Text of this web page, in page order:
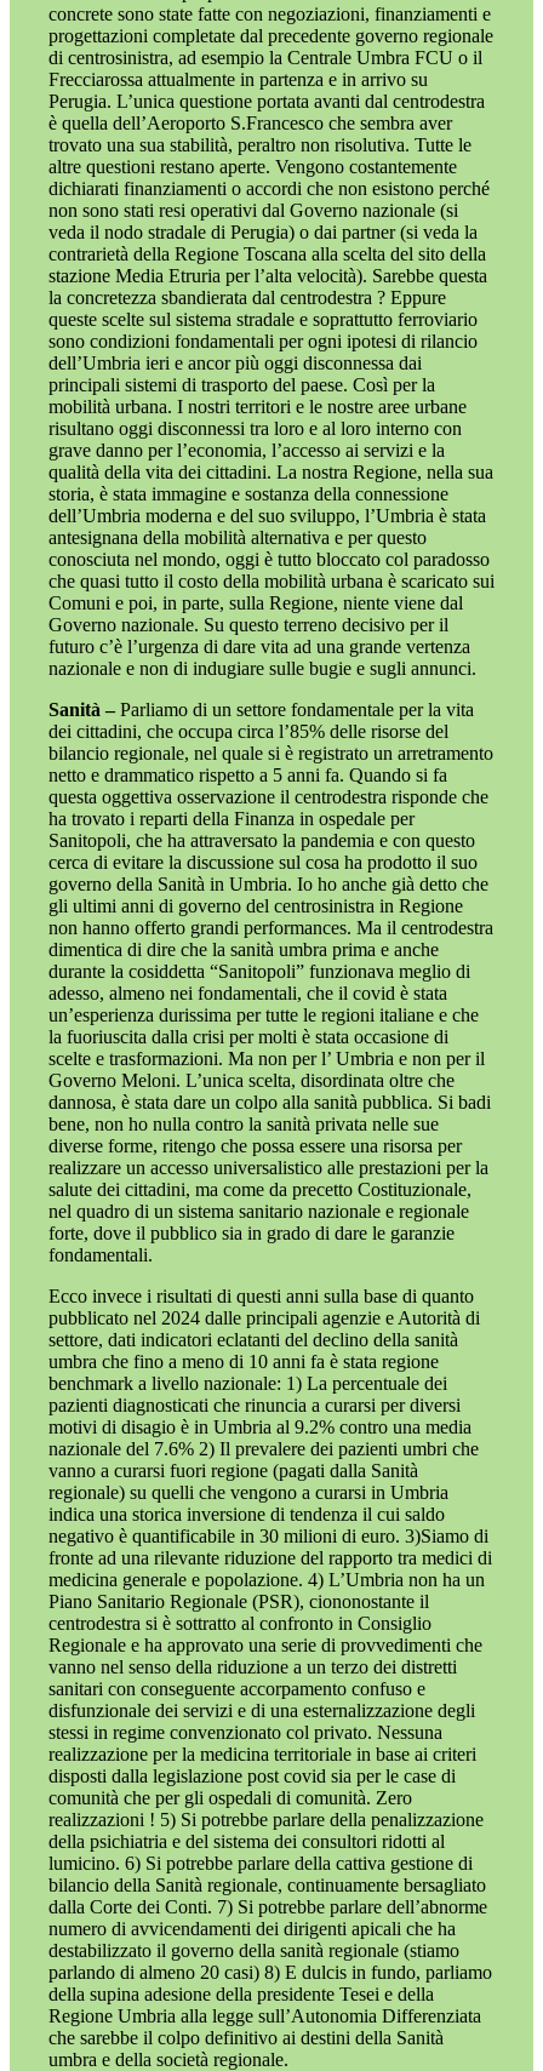
concrete sono state fatte con negoziazioni, finanziamenti e
progettazioni completate dal precedente governo regionale
di centrosinistra, ad esempio la Centrale Umbra FCU o il
Frecciarossa attualmente in partenza e in arrivo su
Perugia. L’unica questione portata avanti dal centrodestra
è quella dell’Aeroporto S.Francesco che sembra aver
trovato una sua stabilità, peraltro non risolutiva. Tutte le
altre questioni restano aperte. Vengono costantemente
dichiarati finanziamenti o accordi che non esistono perché
non sono stati resi operativi dal Governo nazionale (si
veda il nodo stradale di Perugia) o dai partner (si veda la
contrarietà della Regione Toscana alla scelta del sito della
stazione Media Etruria per l’alta velocità). Sarebbe questa
la concretezza sbandierata dal centrodestra ? Eppure
queste scelte sul sistema stradale e soprattutto ferroviario
sono condizioni fondamentali per ogni ipotesi di rilancio
dell’Umbria ieri e ancor più oggi disconnessa dai
principali sistemi di trasporto del paese. Così per la
mobilità urbana. I nostri territori e le nostre aree urbane
risultano oggi disconnessi tra loro e al loro interno con
grave danno per l’economia, l’accesso ai servizi e la
qualità della vita dei cittadini. La nostra Regione, nella sua
storia, è stata immagine e sostanza della connessione
dell’Umbria moderna e del suo sviluppo, l’Umbria è stata
antesignana della mobilità alternativa e per questo
conosciuta nel mondo, oggi è tutto bloccato col paradosso
che quasi tutto il costo della mobilità urbana è scaricato sui
Comuni e poi, in parte, sulla Regione, niente viene dal
Governo nazionale. Su questo terreno decisivo per il
futuro c’è l’urgenza di dare vita ad una grande vertenza
nazionale e non di indugiare sulle bugie e sugli annunci.
Sanità –Parliamo di un settore fondamentale per la vita
dei cittadini, che occupa circa l’85% delle risorse del
bilancio regionale, nel quale si è registrato un arretramento
netto e drammatico rispetto a 5 anni fa. Quando si fa
questa oggettiva osservazione il centrodestra risponde che
ha trovato i reparti della Finanza in ospedale per
Sanitopoli, che ha attraversato la pandemia e con questo
cerca di evitare la discussione sul cosa ha prodotto il suo
governo della Sanità in Umbria. Io ho anche già detto che
gli ultimi anni di governo del centrosinistra in Regione
non hanno offerto grandi performances. Ma il centrodestra
dimentica di dire che la sanità umbra prima e anche
durante la cosiddetta “Sanitopoli” funzionava meglio di
adesso, almeno nei fondamentali, che il covid è stata
un’esperienza durissima per tutte le regioni italiane e che
la fuoriuscita dalla crisi per molti è stata occasione di
scelte e trasformazioni. Ma non per l’ Umbria e non per il
Governo Meloni. L’unica scelta, disordinata oltre che
dannosa, è stata dare un colpo alla sanità pubblica. Si badi
bene, non ho nulla contro la sanità privata nelle sue
diverse forme, ritengo che possa essere una risorsa per
realizzare un accesso universalistico alle prestazioni per la
salute dei cittadini, ma come da precetto Costituzionale,
nel quadro di un sistema sanitario nazionale e regionale
forte, dove il pubblico sia in grado di dare le garanzie
fondamentali.
Ecco invece i risultati di questi anni sulla base di quanto
pubblicato nel 2024 dalle principali agenzie e Autorità di
settore, dati indicatori eclatanti del declino della sanità
umbra che fino a meno di 10 anni fa è stata regione
benchmark a livello nazionale: 1) La percentuale dei
pazienti diagnosticati che rinuncia a curarsi per diversi
motivi di disagio è in Umbria al 9.2% contro una media
nazionale del 7.6% 2) Il prevalere dei pazienti umbri che
vanno a curarsi fuori regione (pagati dalla Sanità
regionale) su quelli che vengono a curarsi in Umbria
indica una storica inversione di tendenza il cui saldo
negativo è quantificabile in 30 milioni di euro. 3)Siamo di
fronte ad una rilevante riduzione del rapporto tra medici di
medicina generale e popolazione. 4) L’Umbria non ha un
Piano Sanitario Regionale (PSR), ciononostante il
centrodestra si è sottratto al confronto in Consiglio
Regionale e ha approvato una serie di provvedimenti che
vanno nel senso della riduzione a un terzo dei distretti
sanitari con conseguente accorpamento confuso e
disfunzionale dei servizi e di una esternalizzazione degli
stessi in regime convenzionato col privato. Nessuna
realizzazione per la medicina territoriale in base ai criteri
disposti dalla legislazione post covid sia per le case di
comunità che per gli ospedali di comunità. Zero
realizzazioni ! 5) Si potrebbe parlare della penalizzazione
della psichiatria e del sistema dei consultori ridotti al
lumicino. 6) Si potrebbe parlare della cattiva gestione di
bilancio della Sanità regionale, continuamente bersagliato
dalla Corte dei Conti. 7) Si potrebbe parlare dell’abnorme
numero di avvicendamenti dei dirigenti apicali che ha
destabilizzato il governo della sanità regionale (stiamo
parlando di almeno 20 casi) 8) E dulcis in fundo, parliamo
della supina adesione della presidente Tesei e della
Regione Umbria alla legge sull’Autonomia Differenziata
che sarebbe il colpo definitivo ai destini della Sanità
umbra e della società regionale.